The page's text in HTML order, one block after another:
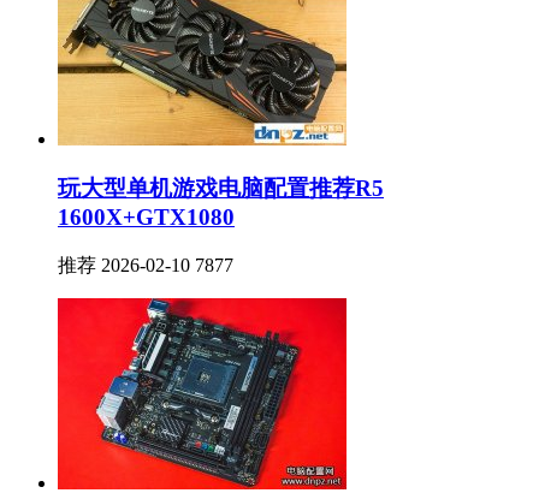
玩大型单机游戏电脑配置推荐R5
1600X+GTX1080
推荐 2026-02-10 7877